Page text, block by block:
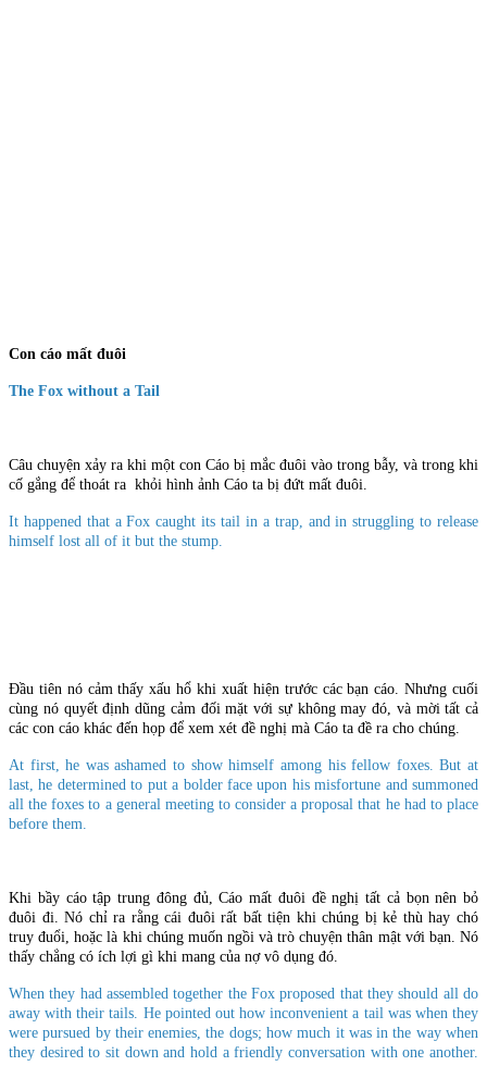
Con cáo mất đuôi
The Fox without a Tail
Câu chuyện xảy ra khi một con Cáo bị mắc đuôi vào trong bẫy, và trong khi
cố gắng để thoát ra khỏi hình ảnh Cáo ta bị đứt mất đuôi.
It happened that a Fox caught its tail in a trap, and in struggling to release
himself lost all of it but the stump.
Đầu tiên nó cảm thấy xấu hổ khi xuất hiện trước các bạn cáo. Nhưng cuối
cùng nó quyết định dũng cảm đối mặt với sự không may đó, và mời tất cả
các con cáo khác đến họp để xem xét đề nghị mà Cáo ta đề ra cho chúng.
At first, he was ashamed to show himself among his fellow foxes. But at
last, he determined to put a bolder face upon his misfortune and summoned
all the foxes to a general meeting to consider a proposal that he had to place
before them.
Khi bầy cáo tập trung đông đủ, Cáo mất đuôi đề nghị tất cả bọn nên bỏ
đuôi đi. Nó chỉ ra rằng cái đuôi rất bất tiện khi chúng bị kẻ thù hay chó
truy đuổi, hoặc là khi chúng muốn ngồi và trò chuyện thân mật với bạn. Nó
thấy chẳng có ích lợi gì khi mang của nợ vô dụng đó.
When they had assembled together the Fox proposed that they should all do
away with their tails. He pointed out how inconvenient a tail was when they
were pursued by their enemies, the dogs; how much it was in the way when
they desired to sit down and hold a friendly conversation with one another.